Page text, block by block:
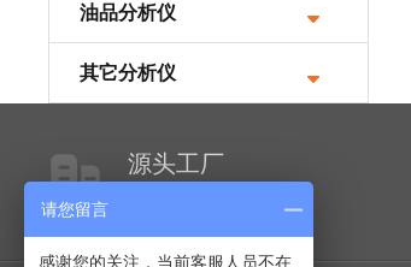
油品分析仪
其它分析仪
源头工厂
请您留言
感谢您的关注，当前客服人员不在